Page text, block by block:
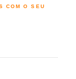
COM O SEU